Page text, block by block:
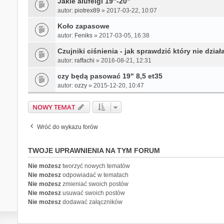
autor: piotrex89 » 2017-03-22, 10:07
Koło zapasowe
autor: Feniks» 2017-03-05, 16:38
Czujniki ciśnienia - jak sprawdzić który nie
autor: raffachi » 2016-08-21, 12:31
czy będą pasować 19" 8,5 et35
autor: ozzy» 2015-12-20, 10:47
NOWY TEMAT
Wróć do wykazu forów
TWOJE UPRAWNIENIA NA TYM FORUM
Nie możesztworzyć nowych tematów
Nie możeszodpowiadać w tematach
Nie możeszzmieniać swoich postów
Nie możeszusuwać swoich postów
Nie możeszdodawać załączników